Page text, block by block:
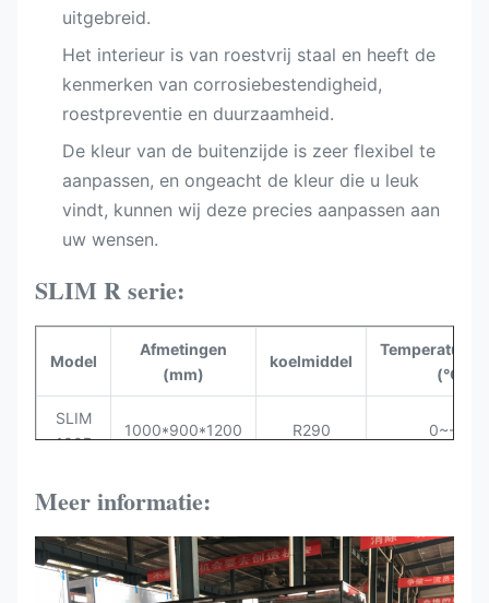
uitgebreid.
Het interieur is van roestvrij staal en heeft de
kenmerken van corrosiebestendigheid,
roestpreventie en duurzaamheid.
De kleur van de buitenzijde is zeer flexibel te
aanpassen, en ongeacht de kleur die u leuk
vindt, kunnen wij deze precies aanpassen aan
uw wensen.
SLIM R serie:
Model
Afmetingen
(mm)
koelmiddel
(°C)
SLIM
100R
1000*900*1200 R290 0~-+6
130R
1300*900*1200
SLIM
150R
1500*900*1200 R290 0~-+6
Meer informatie: